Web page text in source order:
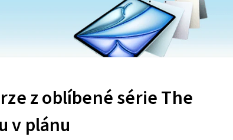
z oblíbené série The
v plánu